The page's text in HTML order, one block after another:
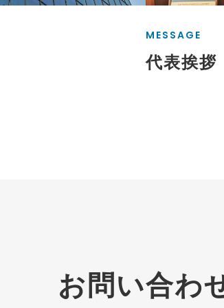
MESSAGE
代表挨拶
お問い合わ